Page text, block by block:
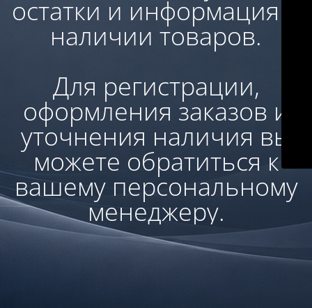
остатки и информация о
наличии товаров.
Для регистрации,
оформления заказов и
уточнения наличия вы
можете обратиться к
вашему персональному
менеджеру.